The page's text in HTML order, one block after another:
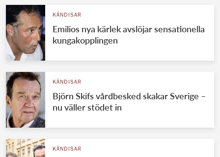
KÄNDISAR
Emilios nya kärlek avslöjar sensationella
kungakopplingen
KÄNDISAR
Björn Skifs vårdbesked skakar Sverige –
nu väller stödet in
KÄNDISAR